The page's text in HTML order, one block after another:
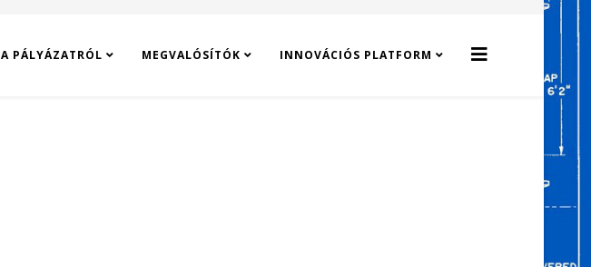
A PÁLYÁZATRÓL MEGVALÓSÍTÓK INNOVÁCIÓS PLATFORM